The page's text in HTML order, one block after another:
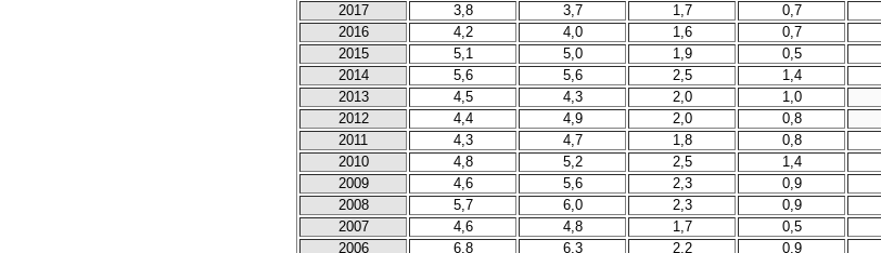
2017
3,8 3,7 1,7 0,7
2016
4,2 4,0 1,6 0,7
2015
5,1 5,0 1,9 0,5
2014
5,6 5,6 2,5 1,4
2013
4,5 4,3 2,0
1,0
2012
4,4 4,9 2,0
0,8
2011
4,3 4,7 1,8 0,8
2010
4,8 5,2 2,5 1,4
2009
4,6 5,6 2,3 0,9
2008
5,7 6,0 2,3 0,9
2007
4,6 4,8 1,7 0,5
2006
6,8 6,3 2,2 0,9